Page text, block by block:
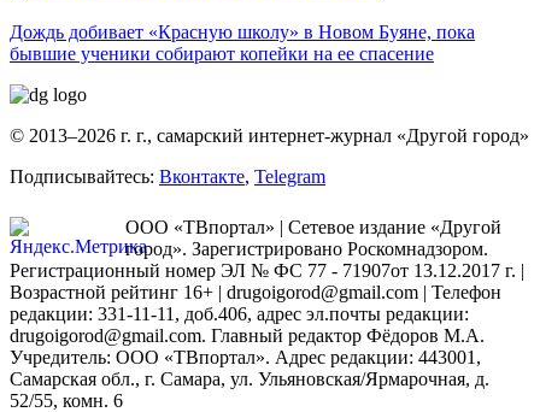
Дождь добивает «Красную школу» в Новом Буяне, пока
бывшие ученики собирают копейки на ее спасение
© 2013–2026 г. г., самарский интернет-журнал «Другой город»
Подписывайтесь: Вконтакте, Telegram
ООО «ТВпортал» | Сетевое издание «Другой
город». Зарегистрировано Роскомнадзором.
Регистрационный номер ЭЛ № ФС 77 - 71907от 13.12.2017 г. |
Возрастной рейтинг 16+ | drugoigorod@gmail.com | Телефон
редакции: 331-11-11, доб.406, адрес эл.почты редакции:
drugoigorod@gmail.com. Главный редактор Фёдоров М.А.
Учредитель: ООО «ТВпортал». Адрес редакции: 443001,
Самарская обл., г. Самара, ул. Ульяновская/Ярмарочная, д.
52/55, комн. 6